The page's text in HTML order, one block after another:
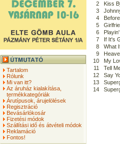
Tartalom
Rólunk
Mi van itt?
Az áruház kialakítása,
termékkategóriák
Árutípusok, árujelölések
Regisztráció
Bevásárlókosár
Fizetési módok
Szállítási idő és átvételi módok
Reklamáció
Fontos!
2
Kiss
3
4
5
6
7
If It's
8
What
9
10
My
11
Tell
12
Say
13
14